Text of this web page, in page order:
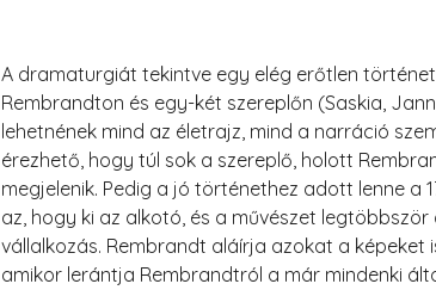
A dramaturgiát tekintve egy elég erőtlen
Rembrandton és egy-két szereplőn (Saskia,
lehetnének mind az életrajz, mind a narráció
érezhető, hogy túl sok a szereplő, holott
megjelenik. Pedig a jó történethez adott lenne a
az, hogy ki az alkotó, és a művészet
vállalkozás. Rembrandt aláírja azokat a képeket
amikor lerántja Rembrandtról a már mindenki